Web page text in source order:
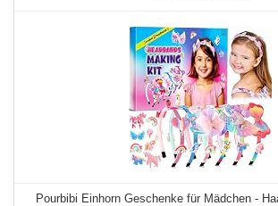
Pourbibi Einhorn Geschenke für Mädchen -